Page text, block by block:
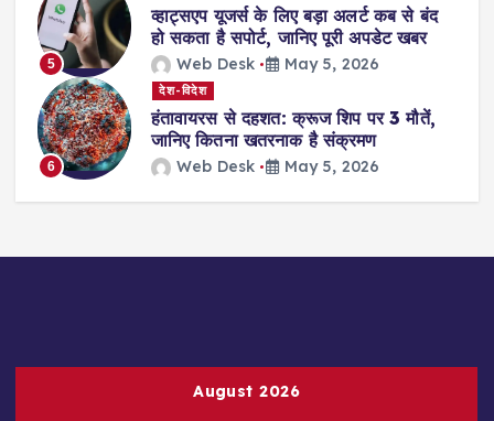
5
व्हाट्सएप यूजर्स के लिए बड़ा अलर्ट कब से बंद
हो सकता है सपोर्ट, जानिए पूरी अपडेट खबर
Web Desk May 5, 2026
6
देश-विदेश
हंतावायरस से दहशत: क्रूज शिप पर 3 मौतें,
जानिए कितना खतरनाक है संक्रमण
Web Desk May 5, 2026
August 2026